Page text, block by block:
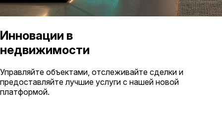
Инновации в
недвижимости
Управляйте объектами, отслеживайте сделки и
предоставляйте лучшие услуги с нашей новой
платформой.